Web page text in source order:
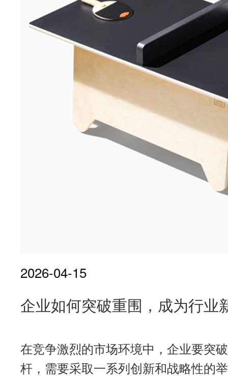
2026-04-15
企业如何突破重围，成为行业
在竞争激烈的市场环境中，企业要突
杆，需要采取一系列创新和战略性的